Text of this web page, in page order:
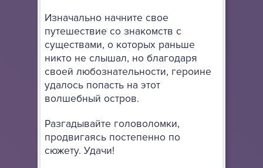
Изначально начните свое
путешествие со знакомств с
существами, о которых раньше
никто не слышал, но благодаря
своей любознательности, героине
удалось попасть на этот
волшебный остров.
Разгадывайте головоломки,
продвигаясь постепенно по
сюжету. Удачи!